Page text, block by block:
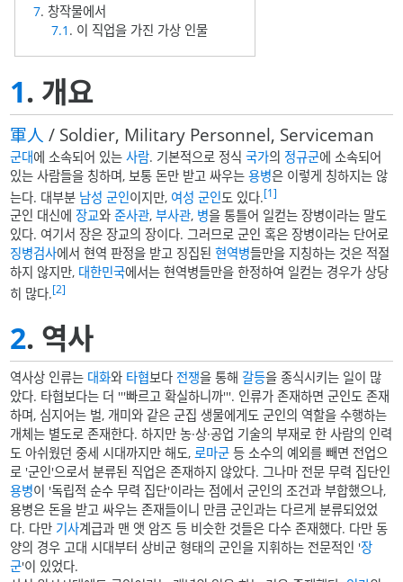
7. 창작물에서
7.1 . 이 직업을 가진 가상 인물
1. 개요
軍人 / Soldier, Military Personnel, Serviceman
군대에 소속되어 있는사람. 기본적으로 정식국가의 정규군에 소속되어
있는 사람들을 칭하며, 보통 돈만 받고 싸우는용병은 이렇게 칭하지는 않
는다. 대부분 남성 군인이지만, 여성 군인도 있다.[1]
군인 대신에장교와준사관,부사관, 병을 통틀어 일컫는 장병이라는 말도
있다. 여기서 장은 장교의 장이다. 그러므로 군인 혹은 장병이라는 단어로
징병검사에서 현역 판정을 받고 징집된현역병들만을 지칭하는 것은 적절
하지 않지만, 대한민국에서는 현역병들만을 한정하여 일컫는 경우가 상당
히 많다.[2]
2. 역사
역사상 인류는 대화와 타협보다 전쟁을 통해 갈등을 종식시키는 일이 많
았다. 타협보다는 더 '''빠르고 확실하니까'''. 인류가 존재하면 군인도 존재
하며, 심지어는 벌, 개미와 같은 군집 생물에게도 군인의 역할을 수행하는
개체는 별도로 존재한다. 하지만 농·상·공업 기술의 부재로 한 사람의 인력
도 아쉬웠던 중세 시대까지만 해도,로마군 등 소수의 예외를 빼면 전업으
로 '군인'으로서 분류된 직업은 존재하지 않았다. 그나마 전문 무력 집단인
용병이 '독립적 순수 무력 집단'이라는 점에서 군인의 조건과 부합했으나,
용병은 돈을 받고 싸우는 존재들이니 만큼 군인과는 다르게 분류되었었
다. 다만 기사계급과 맨 앳 암즈 등 비슷한 것들은 다수 존재했다. 다만 동
양의 경우 고대 시대부터 상비군 형태의 군인을 지휘하는 전문적인 '장
군'이 있었다.